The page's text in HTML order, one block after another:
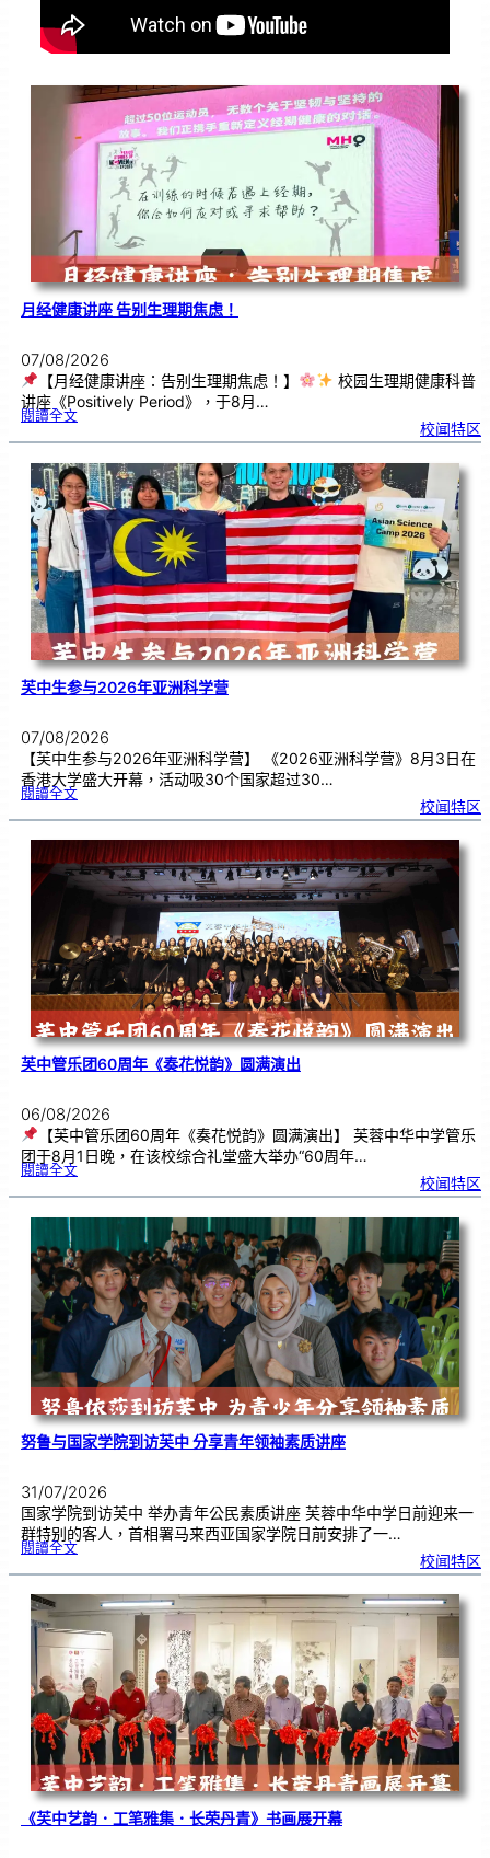
月经健康讲座 告别生理期焦虑！
07/08/2026
【月经健康讲座：告别生理期焦虑！】
校园生理期健康科普
讲座《Positively Period》，于8月…
閱讀全文:月
健
康
座
告
别
生
理
期
焦
虑
！
校闻特区
芙中生参与2026年亚洲科学营
07/08/2026
【芙中生参与2026年亚洲科学营】 《2026亚洲科学营》8月3日在
香港大学盛大开幕，活动吸30个国家超过30…
閱讀全文:芙
参
2
0
2
6
年
亚
洲
科
校闻特区
芙中管乐团60周年《奏花悦韵》圆满演出
06/08/2026
【芙中管乐团60周年《奏花悦韵》圆满演出】 芙蓉中华中学管乐
团于8月1日晚，在该校综合礼堂盛大举办“60周年…
閱讀全文:芙
管
乐
6
0
《
奏
花
悦
韵
》
圆
满
演
出
校闻特区
努鲁与国家学院到访芙中 分享青年领袖素质讲座
31/07/2026
国家学院到访芙中 举办青年公民素质讲座 芙蓉中华中学日前迎来一
群特别的客人，首相署马来西亚国家学院日前安排了一…
閱讀全文:努
国
学
院
到
访
中
分
享
青
年
领
袖
素
质
讲
座
校闻特区
《芙中艺韵．工笔雅集．长荣丹青》书画展开幕